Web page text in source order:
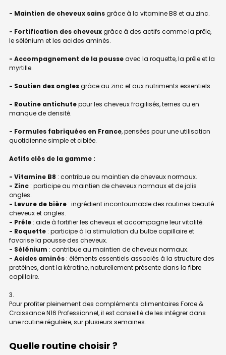
- Maintien de cheveux sainsgrâce à la vitamine B8 et au zinc.
- Fortification des cheveuxgrâce à des actifs comme la prêle,
le sélénium et les acides aminés.
- Accompagnement de la pousseavec la roquette, la prêle et la
myrtille.
- Soutien des onglesgrâce au zinc et aux nutriments essentiels.
- Routine antichutepour les cheveux fragilisés, ternes ou en
manque de densité.
- Formules fabriquées en France, pensées pour une utilisation
quotidienne simple et ciblée.
Actifs clés de la gamme :
- Vitamine B8 : contribue au maintien de cheveux normaux.
- Zinc : participe au maintien de cheveux normaux et de jolis
ongles.
- Levure de bière : ingrédient incontournable des routines beauté
cheveux et ongles.
- Prêle : aide à fortifier les cheveux et accompagne leur vitalité.
- Roquette : participe à la stimulation du bulbe capillaire et
favorise la pousse des cheveux.
- Sélénium : contribue au maintien de cheveux normaux.
- Acides aminés : éléments essentiels associés à la structure des
protéines, dont la kératine, naturellement présente dans la fibre
capillaire.
Pour profiter pleinement des compléments alimentaires Force &
Croissance N16 Professionnel, il est conseillé de les intégrer dans
une routine régulière, sur plusieurs semaines.
Quelle routine choisir ?